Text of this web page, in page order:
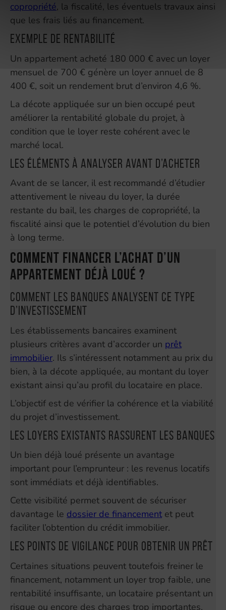
copropriété, la fiscalité, les éventuels travaux ainsi
que les frais liés au financement.
Exemple de rentabilité
Un appartement acheté 180 000 € avec un loyer
mensuel de 700 € génère un loyer annuel de 8
400 €, soit un rendement brut d’environ 4,6 %.
La décote appliquée sur un bien occupé peut
améliorer la rentabilité globale du projet, à
condition que le loyer reste cohérent avec le
marché local.
Les éléments à analyser avant d’acheter
Avant de se lancer, il est recommandé d’étudier
attentivement le niveau du loyer, la durée
restante du bail, les charges de copropriété, la
fiscalité ainsi que le potentiel d’évolution du bien
à long terme.
Comment financer l’achat d’un
appartement déjà loué ?
Comment les banques analysent ce type
d’investissement
Les établissements bancaires examinent
plusieurs critères avant d’accorder un prêt
immobilier. Ils s’intéressent notamment au prix du
bien, à la décote appliquée, au montant du loyer
existant ainsi qu’au profil du locataire en place.
L’objectif est de vérifier la cohérence et la viabilité
du projet d’investissement.
Les loyers existants rassurent les banques
Un bien déjà loué présente un avantage
important pour l’emprunteur : les revenus locatifs
sont immédiats et déjà identifiables.
Cette visibilité permet souvent de sécuriser
davantage le dossier de financementet peut
faciliter l’obtention du crédit immobilier.
Les points de vigilance pour obtenir un prêt
Certaines situations peuvent toutefois freiner le
financement, notamment un loyer trop faible, une
rentabilité insuffisante, un locataire présentant un
risque ou encore des charges trop importantes.